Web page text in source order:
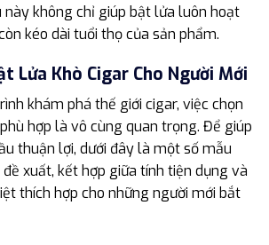
này không chỉ giúp bật lửa luôn hoạt
kéo dài tuổi thọ của sản phẩm.
Lửa Khò Cigar Cho Người Mới
khám phá thế giới cigar, việc chọn
hợp là vô cùng quan trọng. Để giúp
thuận lợi, dưới đây là một số mẫu
xuất, kết hợp giữa tính tiện dụng và
thích hợp cho những người mới bắt